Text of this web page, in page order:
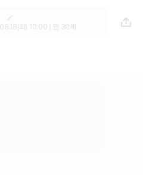
카 가격비교, 최저
화) 10:00 | 만 30세